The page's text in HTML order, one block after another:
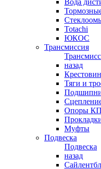
Вода
Totachi
ЮКОС
Трансмиссия
назад
Тяги и
Опоры
Муфты
Подвеска
Подвеска
назад